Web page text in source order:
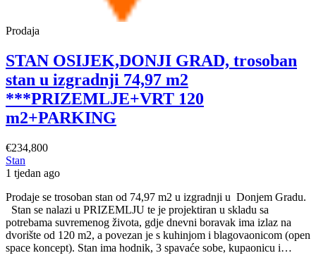
Prodaja
STAN OSIJEK,DONJI GRAD, trosoban
stan u izgradnji 74,97 m2
***PRIZEMLJE+VRT 120
m2+PARKING
€234,800
Stan
1 tjedan ago
Prodaje se trosoban stan od 74,97 m2 u izgradnji u Donjem Gradu.
Stan se nalazi u PRIZEMLJU te je projektiran u skladu sa
potrebama suvremenog života, gdje dnevni boravak ima izlaz na
dvorište od 120 m2, a povezan je s kuhinjom i blagovaonicom (open
space koncept). Stan ima hodnik, 3 spavaće sobe, kupaonicu i…